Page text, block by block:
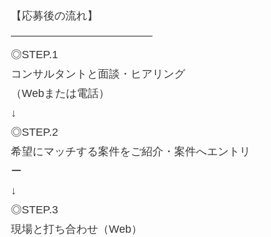
【応募後の流れ】
―――――――――――――
◎STEP.1
コンサルタントと面談・ヒアリング
（Webまたは電話）
↓
◎STEP.2
希望にマッチする案件をご紹介・案件へエントリ
ー
↓
◎STEP.3
現場と打ち合わせ（Web）